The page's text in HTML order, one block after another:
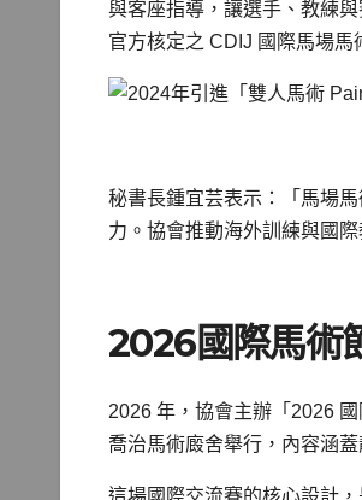
與客座指導，讓選手、教練
官方核定之 CDIJ 國際馬場
秘書長鍾宜芸表示：「馬場
力。協會推動海外訓練與國
2026國際馬術
2026 年，協會主辦「2026
喬治馬術廄舍舉行，內容涵
這場國際交流賽的核心設計